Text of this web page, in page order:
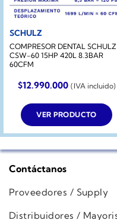
SCHULZ
COMPRESOR DENTAL SCHULZ
CSW-60 15HP 420L 8.3BAR
60CFM
$12.990.000 (IVA incluido)
VER PRODUCTO
Contáctanos
Proveedores / Supply
Distribuidores /